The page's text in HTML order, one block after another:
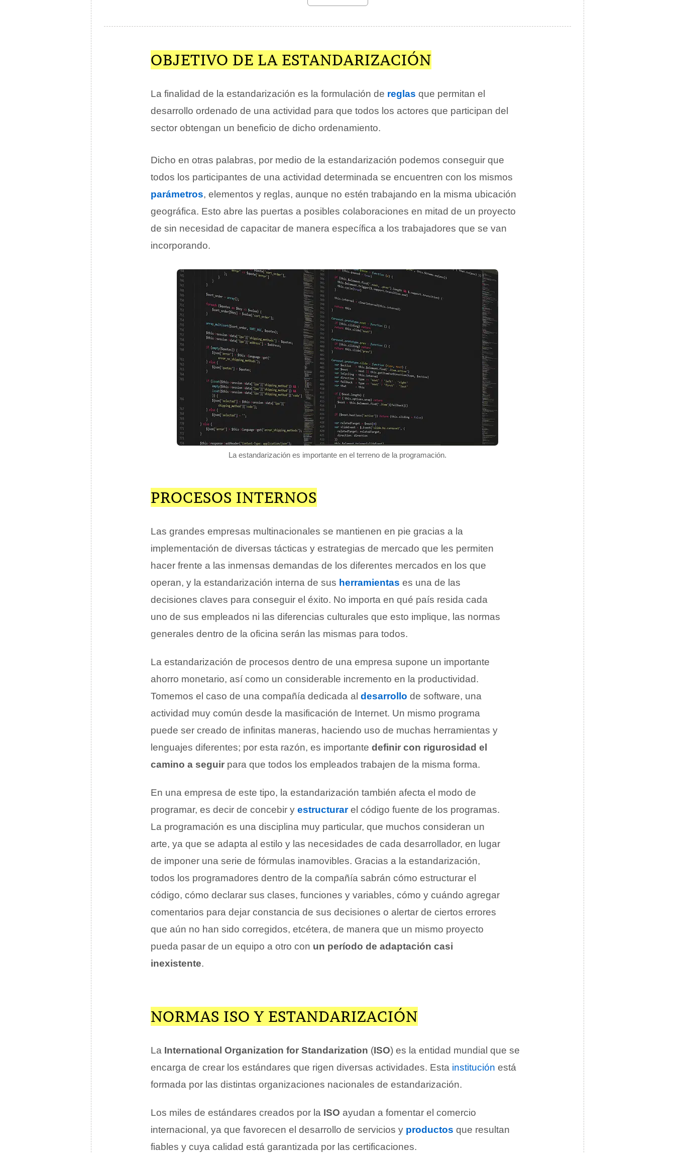
OBJETIVO DE LA ESTANDARIZACIÓN
La finalidad de la estandarización es la formulación de reglas que permitan el
desarrollo ordenado de una actividad para que todos los actores que participan del
sector obtengan un beneficio de dicho ordenamiento.
Dicho en otras palabras, por medio de la estandarización podemos conseguir que
todos los participantes de una actividad determinada se encuentren con los mismos
parámetros, elementos y reglas, aunque no estén trabajando en la misma ubicación
geográfica. Esto abre las puertas a posibles colaboraciones en mitad de un proyecto
de sin necesidad de capacitar de manera específica a los trabajadores que se van
incorporando.
La estandarización es importante en el terreno de la programación.
PROCESOS INTERNOS
Las grandes empresas multinacionales se mantienen en pie gracias a la
implementación de diversas tácticas y estrategias de mercado que les permiten
hacer frente a las inmensas demandas de los diferentes mercados en los que
operan, y la estandarización interna de sus herramientas es una de las
decisiones claves para conseguir el éxito. No importa en qué país resida cada
uno de sus empleados ni las diferencias culturales que esto implique, las normas
generales dentro de la oficina serán las mismas para todos.
La estandarización de procesos dentro de una empresa supone un importante
ahorro monetario, así como un considerable incremento en la productividad.
Tomemos el caso de una compañía dedicada al desarrollo de software, una
actividad muy común desde la masificación de Internet. Un mismo programa
puede ser creado de infinitas maneras, haciendo uso de muchas herramientas y
lenguajes diferentes; por esta razón, es importante definir con rigurosidad el
camino a seguir para que todos los empleados trabajen de la misma forma.
En una empresa de este tipo, la estandarización también afecta el modo de
programar, es decir de concebir y estructurarel código fuente de los programas.
La programación es una disciplina muy particular, que muchos consideran un
arte, ya que se adapta al estilo y las necesidades de cada desarrollador, en lugar
de imponer una serie de fórmulas inamovibles. Gracias a la estandarización,
todos los programadores dentro de la compañía sabrán cómo estructurar el
código, cómo declarar sus clases, funciones y variables, cómo y cuándo agregar
comentarios para dejar constancia de sus decisiones o alertar de ciertos errores
que aún no han sido corregidos, etcétera, de manera que un mismo proyecto
pueda pasar de un equipo a otro con un período de adaptación casi
inexistente.
NORMAS ISO Y ESTANDARIZACIÓN
La International Organization for Standarization (ISO) es la entidad mundial que se
encarga de crear los estándares que rigen diversas actividades. Esta institución está
formada por las distintas organizaciones nacionales de estandarización.
Los miles de estándares creados por la ISO ayudan a fomentar el comercio
internacional, ya que favorecen el desarrollo de servicios y productos que resultan
fiables y cuya calidad está garantizada por las certificaciones.